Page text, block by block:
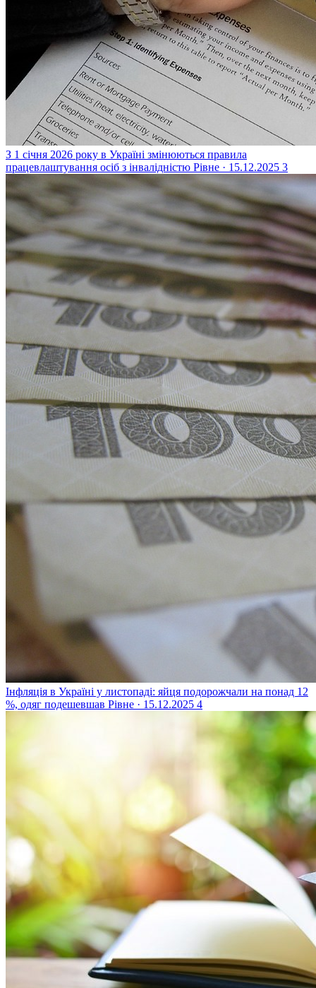
З 1 січня 2026 року в Україні змінюються правила
працевлаштування осіб з інвалідністю Рівне · 15.12.2025 3
Інфляція в Україні у листопаді: яйця подорожчали на понад 12
%, одяг подешевшав Рівне · 15.12.2025 4